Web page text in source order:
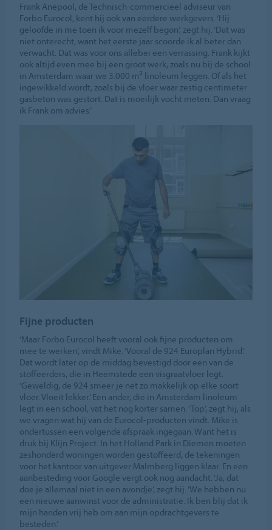
Frank Anepool, de Technisch-commercieel adviseur van
Forbo Eurocol, kent hij ook van eerdere werkgevers. ‘Hij
geloofde in me toen ik voor mezelf begon’, zegt hij. ‘Dat was
niet onterecht, want het eerste jaar scoorde ik al beter dan
verwacht. Dat was voor ons allebei een verrassing. Frank kijkt
ook altijd even mee bij een groot werk, zoals nu bij de school
in Amsterdam waar we 3.000 m² linoleum leggen. Of als het
ingewikkeld wordt, zoals bij de vloer waar zestig centimeter
gasbeton was gestort. Dat is moeilijk vocht meten. Dan vraag
ik Frank om advies.’
Fijne producten
‘Maar Forbo Eurocol heeft vooral ook fijne producten om
mee te werken’, vindt Mike. ‘Vooral de 924 Europlan Hybrid.’
Dat wordt later op de middag bevestigd door een van de
stoffeerders, die in Heemstede een visgraatvloer legt.
‘Geweldig, de 924 smeer je net zo makkelijk op elke soort
vloer. Vloeit lekker.’ Een ander, die in Amsterdam linoleum
legt in een school, vat het nog korter samen. ‘Top’, zegt hij, als
we vragen wat hij van de Eurocol-producten vindt. Mike is
ondertussen een volgende afspraak ingegaan. Want het is
druk bij Klijn Project. In het Holland Park in Diemen moeten
zeshonderd woningen worden gestoffeerd, de tekeningen
voor het kantoor van uitgever Malmberg liggen klaar. En een
aanbesteding voor Google vergt ook nog aandacht. ‘Ja, dat
doe je allemaal niet in een avondje’, zegt hij. ‘We hebben nu
een nieuwe aanwinst voor de administratie. Ik ben blij dat ik
mijn handen vrij heb om aan mijn opdrachtgevers te
besteden.’